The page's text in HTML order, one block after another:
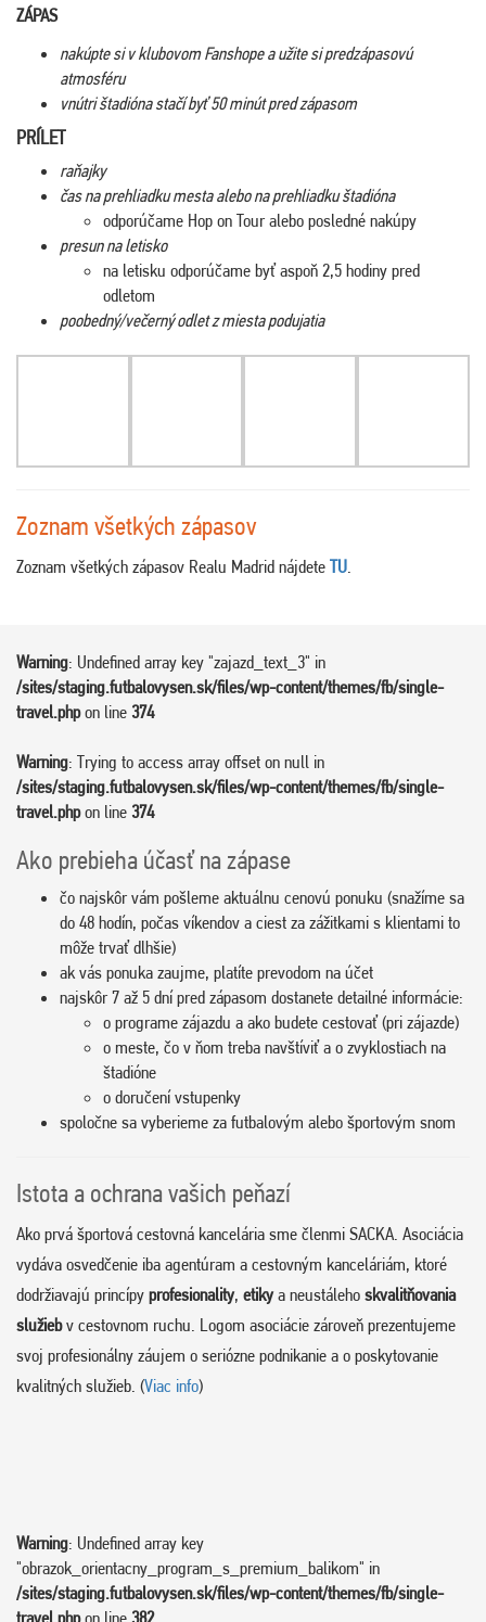
ZÁPAS
nakúpte si v klubovom Fanshope a užite si predzápasovú
atmosféru
vnútri štadióna stačí byť 50 minút pred zápasom
PRÍLET
raňajky
čas na prehliadku mesta alebo na prehliadku štadióna
odporúčame Hop on Tour alebo posledné nakúpy
presun na letisko
na letisku odporúčame byť aspoň 2,5 hodiny pred
odletom
poobedný/večerný odlet z miesta podujatia
Zoznam všetkých zápasov
Zoznam všetkých zápasov Realu Madrid nájdete TU.
Warning: Undefined array key "zajazd_text_3" in
/sites/staging.futbalovysen.sk/files/wp-content/themes/fb/single-
travel.phpon line 374
Warning: Trying to access array offset on null in
/sites/staging.futbalovysen.sk/files/wp-content/themes/fb/single-
travel.phpon line 374
Ako prebieha účasť na zápase
čo najskôr vám pošleme aktuálnu cenovú ponuku (snažíme sa
do 48 hodín, počas víkendov a ciest za zážitkami s klientami to
môže trvať dlhšie)
ak vás ponuka zaujme, platíte prevodom na účet
najskôr 7 až 5 dní pred zápasom dostanete detailné informácie:
o programe zájazdu a ako budete cestovať (pri zájazde)
o meste, čo v ňom treba navštíviť a o zvyklostiach na
štadióne
o doručení vstupenky
spoločne sa vyberieme za futbalovým alebo športovým snom
Istota a ochrana vašich peňazí
Ako prvá športová cestovná kancelária sme členmi SACKA. Asociácia
vydáva osvedčenie iba agentúram a cestovným kanceláriám, ktoré
dodržiavajú princípy profesionality, etikya neustáleho skvalitňovania
služiebv cestovnom ruchu. Logom asociácie zároveň prezentujeme
svoj profesionálny záujem o seriózne podnikanie a o poskytovanie
kvalitných služieb. (Viac info)
Warning: Undefined array key
"obrazok_orientacny_program_s_premium_balikom" in
/sites/staging.futbalovysen.sk/files/wp-content/themes/fb/single-
travel.phpon line 382